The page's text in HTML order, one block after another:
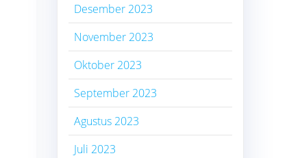
Desember 2023
November 2023
Oktober 2023
September 2023
Agustus 2023
Juli 2023